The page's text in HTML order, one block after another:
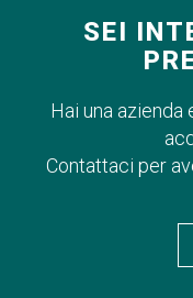
SEI
Hai una
Contattaci per